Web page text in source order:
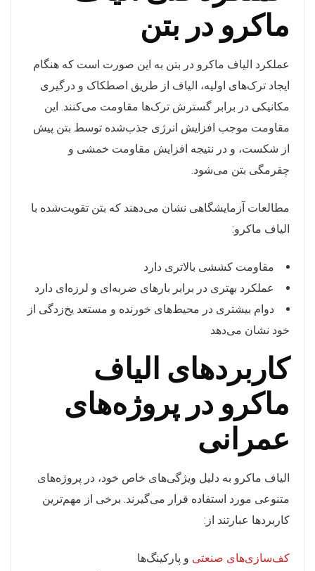
ماکرو در بتن
عملکرد الیاف ماکرو در بتن به این صورت است که هنگام
ایجاد ترک‌های اولیه، الیاف از طریق اصطکاک و درگیری
مکانیکی در برابر گسترش ترک‌ها مقاومت می‌کنند. این
مقاومت موجب افزایش انرژی جذب‌شده توسط بتن پیش
از شکست، و در نتیجه افزایش مقاومت خمشی و
چقرمگی بتن می‌شود.
مطالعات آزمایشگاهی نشان می‌دهند که بتن تقویت‌شده با
الیاف ماکرو:
مقاومت کششی بالاتری دارد
عملکرد بهتری در برابر بارهای ضربه‌ای و لرزه‌ای دارد
دوام بیشتری در محیط‌های خورنده و مستعد یخ‌زدگی از
خود نشان می‌دهد
کاربردهای الیاف
ماکرو در پروژه‌های
عمرانی
الیاف ماکرو به دلیل ویژگی‌های خاص خود، در پروژه‌های
متنوعی مورد استفاده قرار می‌گیرند. برخی از مهم‌ترین
کاربردها عبارتند از:
کف‌سازی‌های صنعتی و پارکینگ‌ها